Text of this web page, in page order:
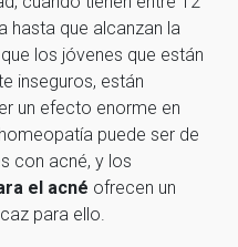
hasta que alcanzan la
los jóvenes que están
inseguros, están
un efecto enorme en
puede ser de
con acné, y los
el acné ofrecen un
para ello.